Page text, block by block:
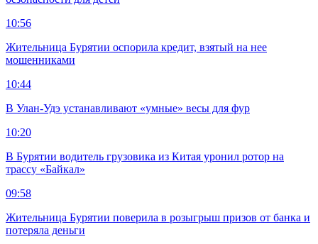
10:56
Жительница Бурятии оспорила кредит, взятый на нее
мошенниками
10:44
В Улан-Удэ устанавливают «умные» весы для фур
10:20
В Бурятии водитель грузовика из Китая уронил ротор на
трассу «Байкал»
09:58
Жительница Бурятии поверила в розыгрыш призов от банка и
потеряла деньги